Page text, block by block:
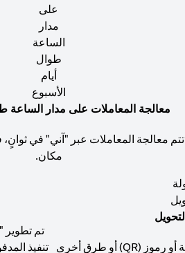
معالجة المعاملات على مدار الساعة
تتم معالجة المعاملات عبر "آني" في
مكان.
استخدم أرقام الهواتف المحمولة أو رموز (QR) أو طرق أخرى
تم تطوير
تنفيذ